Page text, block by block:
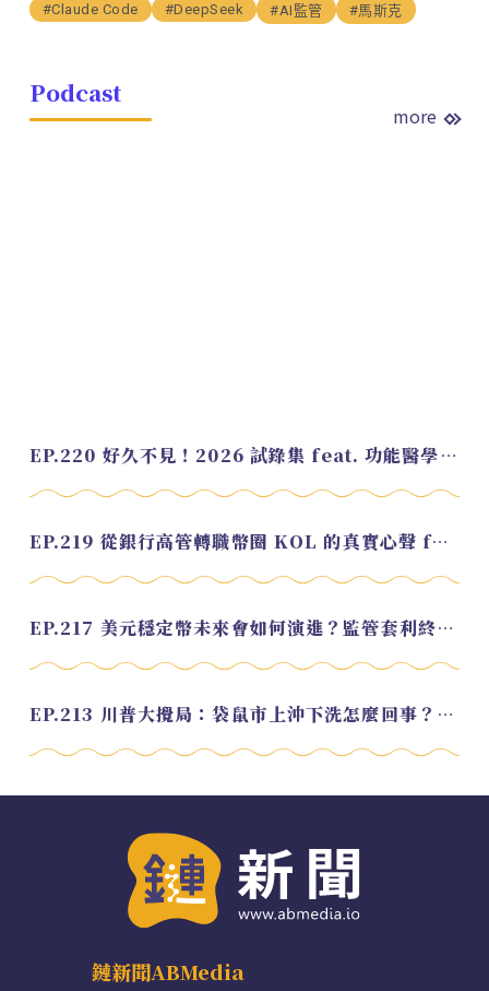
#Claude Code
#DeepSeek #AI監管 #馬斯克
Podcast
more
EP.220 好久不見！2026 試錄集 feat. 功能醫學營養師 美寶
EP.219 從銀行高管轉職幣圈 KOL 的真實心聲 feat.龜大
EP.217 美元穩定幣未來會如何演進？監管套利終將收斂？feat. 研究員 余哲安
EP.213 川普大攪局：袋鼠市上沖下洗怎麼回事？feat. Alvin
鏈新聞ABMedia